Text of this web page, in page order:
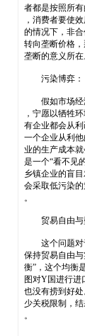
者都是按照所
，消费者要使
的情况下，非
转向垄断价格
垄断的意义所在
污染博弈：
假如市场经济
，宁愿以牺牲
有企业都会从
一个企业从利
业的生产成本
是一个“看不见
乡镇企业的盲
会采取低污染
。
贸易自由与
这个问题对于
保持贸易自由
衡”，这个均衡
图对Y国进行进
也没有捞到好
少关税限制，
。